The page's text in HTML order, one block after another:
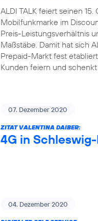
ALDI TALK feiert seinen
Mobilfunkmarke im
Preis-Leistungsverhältnis
Maßstäbe. Damit hat sich
Prepaid-Markt fest
Kunden feiern und
07. Dezember 2020
ZITAT VALENTINA DAIBER:
4G in
04. Dezember 2020